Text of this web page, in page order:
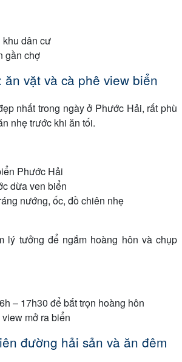
khu dân cư
gần chợ
ăn vặt và cà phê view biển
nhất trong ngày ở Phước Hải, rất phù
nhẹ trước khi ăn tối.
Phước Hải
dừa ven biển
nướng, ốc, đồ chiên nhẹ
lý tưởng để ngắm hoàng hôn và chụp
– 17h30 để bắt trọn hoàng hôn
mở ra biển
đường hải sản và ăn đêm